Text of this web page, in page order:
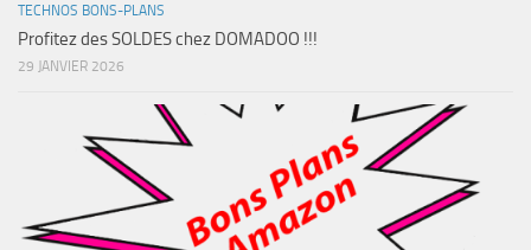
TECHNOS BONS-PLANS
Profitez des SOLDES chez DOMADOO !!!
29 JANVIER 2026